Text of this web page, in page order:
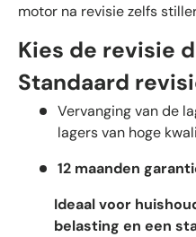
motor na revisie zelfs
Kies de revisie
Standaard
Vervanging van de
lagers van hoge
12 maanden
Ideaal voor
belasting en een